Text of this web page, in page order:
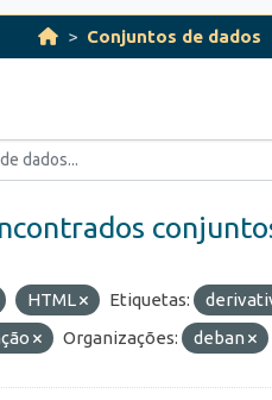
Conjuntos de dados
HTML Etiquetas:
Organizações: deban